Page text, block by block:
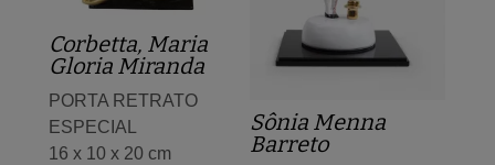
Sônia Menna
Barreto
Corbetta, Maria
Gloria Miranda
PORTA RETRATO
ESPECIAL
16 x 10 x 20 cm